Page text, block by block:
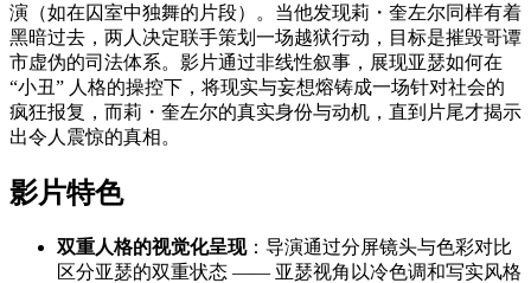
演（如在囚室中独舞的片段）。当他发现莉・奎左尔同样有着
黑暗过去，两人决定联手策划一场越狱行动，目标是摧毁哥谭
市虚伪的司法体系。影片通过非线性叙事，展现亚瑟如何在
“小丑” 人格的操控下，将现实与妄想熔铸成一场针对社会的
疯狂报复，而莉・奎左尔的真实身份与动机，直到片尾才揭示
出令人震惊的真相。
影片特色
双重人格的视觉化呈现：导演通过分屏镜头与色彩对比
区分亚瑟的双重状态 —— 亚瑟视角以冷色调和写实风格